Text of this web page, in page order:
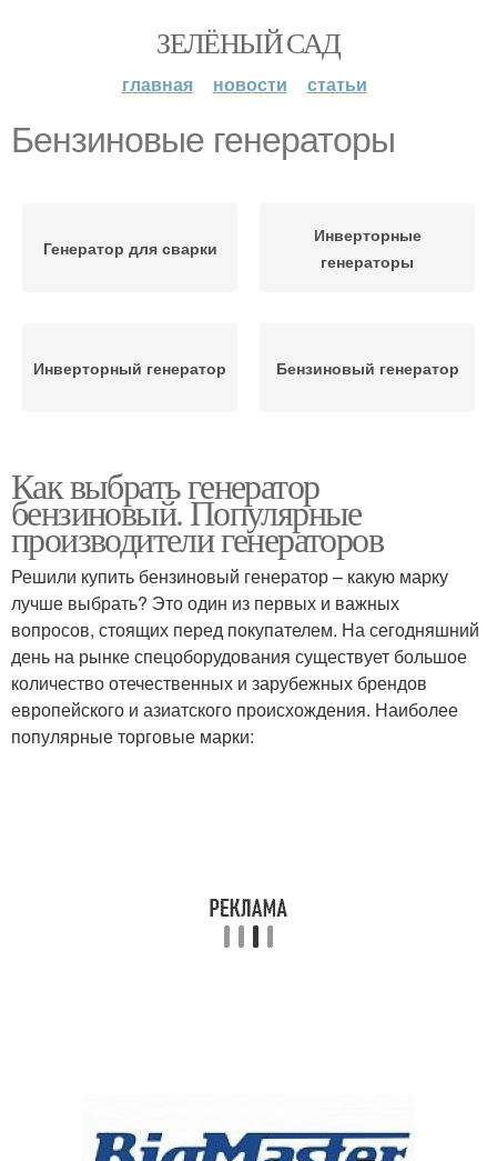
ЗЕЛЁНЫЙ САД
главная новости статьи
Бензиновые генераторы
Генератор для сварки
Инверторные
генераторы
Инверторный генератор Бензиновый генератор
Как выбрать генератор
бензиновый. Популярные
производители генераторов
Решили купить бензиновый генератор – какую марку
лучше выбрать? Это один из первых и важных
вопросов, стоящих перед покупателем. На сегодняшний
день на рынке спецоборудования существует большое
количество отечественных и зарубежных брендов
европейского и азиатского происхождения. Наиболее
популярные торговые марки: